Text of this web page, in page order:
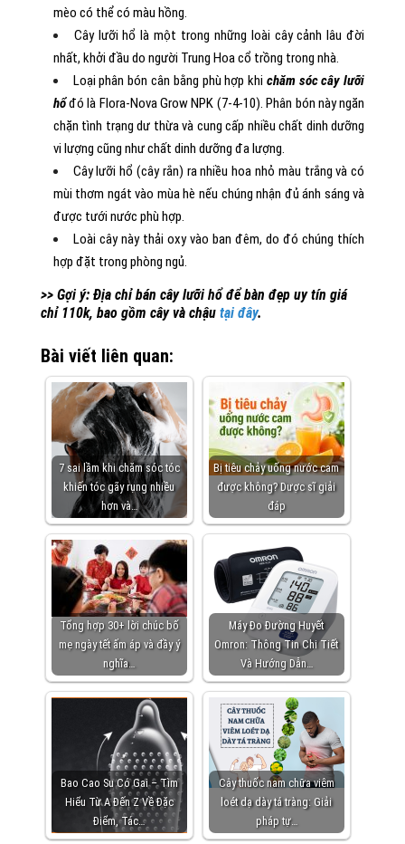
mèo có thể có màu hồng.
Cây lưỡi hổ là một trong những loài cây cảnh lâu đời
nhất, khởi đầu do người Trung Hoa cổ trồng trong nhà.
Loại phân bón cân bằng phù hợp khi chăm sóc cây lưỡi
hổđó là Flora-Nova Grow NPK (7-4-10). Phân bón này ngăn
chặn tình trạng dư thừa và cung cấp nhiều chất dinh dưỡng
vi lượng cũng như chất dinh dưỡng đa lượng.
Cây lưỡi hổ (cây rắn) ra nhiều hoa nhỏ màu trắng và có
mùi thơm ngát vào mùa hè nếu chúng nhận đủ ánh sáng và
được tưới nước phù hợp.
Loài cây này thải oxy vào ban đêm, do đó chúng thích
hợp đặt trong phòng ngủ.
>> Gợi ý: Địa chỉ bán cây lưỡi hổ để bàn đẹp uy tín giá
chỉ 110k, bao gồm cây và chậu tại đây.
Bài viết liên quan:
7 sai lầm khi chăm sóc tóc
khiến tóc gãy rụng nhiều
hơn và…
Bị tiêu chảy uống nước cam
được không? Dược sĩ giải
đáp
Tổng hợp 30+ lời chúc bố
mẹ ngày tết ấm áp và đầy ý
nghĩa…
Máy Đo Đường Huyết
Omron: Thông Tin Chi Tiết
Và Hướng Dẫn…
Bao Cao Su Có Gai – Tìm
Hiểu Từ A Đến Z Về Đặc
Điểm, Tác…
Cây thuốc nam chữa viêm
loét dạ dày tá tràng: Giải
pháp tự…